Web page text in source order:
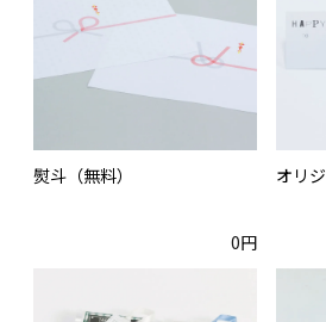
熨斗（無料）
0円
オリ